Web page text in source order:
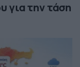
για την τάση